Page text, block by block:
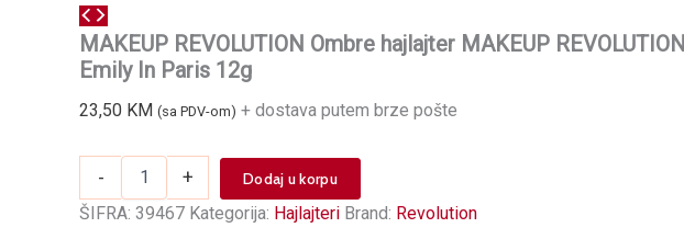
MAKEUP REVOLUTION Ombre hajlajter MAKEUP REVOLUTION
Emily In Paris 12g
23,50 KM (sa PDV-om) + dostava putem brze pošte
-
REVOLUTION
Ombre
+ Dodaj u korpu
ŠIFRA: 39467 Kategorija: Hajlajteri Brand: Revolution